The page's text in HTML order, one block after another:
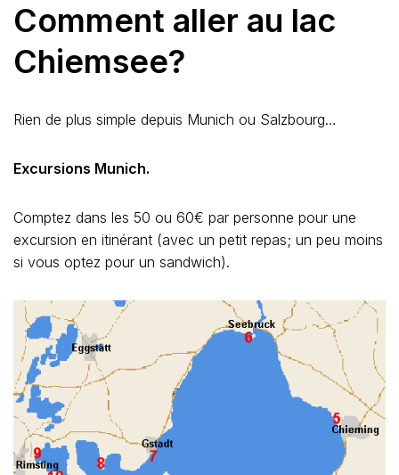
Comment aller au lac
Chiemsee?
Rien de plus simple depuis Munich ou Salzbourg…
Excursions Munich.
Comptez dans les 50 ou 60€ par personne pour une
excursion en itinérant (avec un petit repas; un peu moins
si vous optez pour un sandwich).